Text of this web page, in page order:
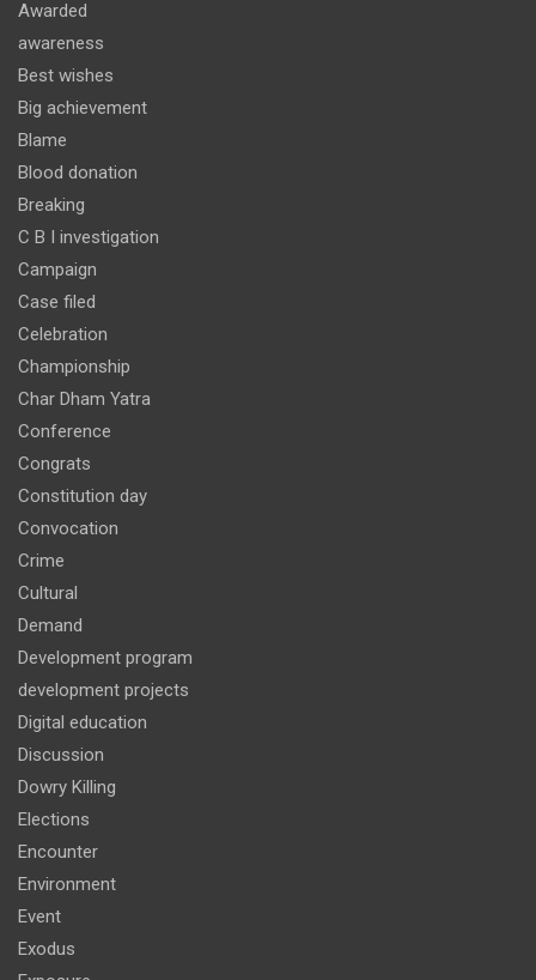
Awarded
awareness
Best wishes
Big achievement
Blame
Blood donation
Breaking
C B I investigation
Campaign
Case filed
Celebration
Championship
Char Dham Yatra
Conference
Congrats
Constitution day
Convocation
Crime
Cultural
Demand
Development program
development projects
Digital education
Discussion
Dowry Killing
Elections
Encounter
Environment
Event
Exodus